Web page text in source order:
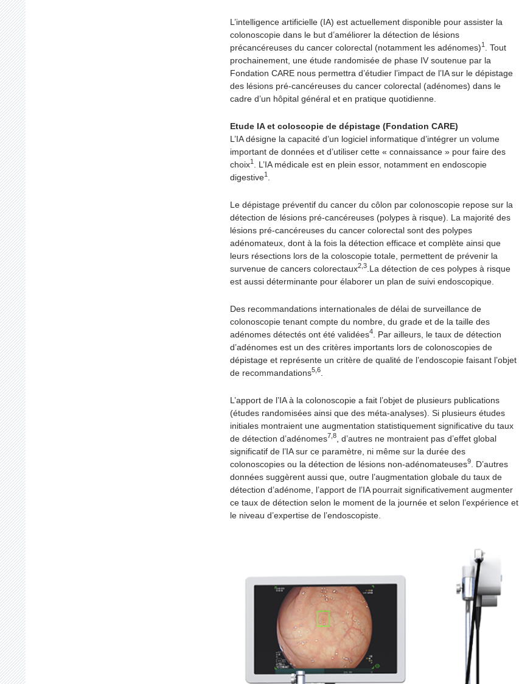
L’intelligence artificielle (IA) est actuellement disponible pour assister la
colonoscopie dans le but d’améliorer la détection de lésions
précancéreuses du cancer colorectal (notamment les adénomes)1
. Tout
prochainement, une étude randomisée de phase IV soutenue par la
Fondation CARE nous permettra d’étudier l’impact de l’IA sur le dépistage
des lésions pré-cancéreuses du cancer colorectal (adénomes) dans le
cadre d’un hôpital général et en pratique quotidienne.
Etude IA et coloscopie de dépistage (Fondation CARE)
L’IA désigne la capacité d’un logiciel informatique d’intégrer un volume
important de données et d’utiliser cette « connaissance » pour faire des
choix1
. L’IA médicale est en plein essor, notamment en endoscopie
digestive1
Le dépistage préventif du cancer du côlon par colonoscopie repose sur la
détection de lésions pré-cancéreuses (polypes à risque). La majorité des
lésions pré-cancéreuses du cancer colorectal sont des polypes
adénomateux, dont à la fois la détection efficace et complète ainsi que
leurs résections lors de la coloscopie totale, permettent de prévenir la
survenue de cancers colorectaux2,3 .La détection de ces polypes à risque
est aussi déterminante pour élaborer un plan de suivi endoscopique.
Des recommandations internationales de délai de surveillance de
colonoscopie tenant compte du nombre, du grade et de la taille des
adénomes détectés ont été validées4
. Par ailleurs, le taux de détection
d’adénomes est un des critères importants lors de colonoscopies de
dépistage et représente un critère de qualité de l’endoscopie faisant l’objet
de recommandations5,6
L’apport de l’IA à la colonoscopie a fait l’objet de plusieurs publications
(études randomisées ainsi que des méta-analyses). Si plusieurs études
initiales montraient une augmentation statistiquement significative du taux
de détection d’adénomes7,8
, d’autres ne montraient pas d’effet global
significatif de l’IA sur ce paramètre, ni même sur la durée des
colonoscopies ou la détection de lésions non-adénomateuses9
. D’autres
données suggèrent aussi que, outre l’augmentation globale du taux de
détection d’adénome, l’apport de l’IA pourrait significativement augmenter
ce taux de détection selon le moment de la journée et selon l’expérience et
le niveau d’expertise de l’endoscopiste.